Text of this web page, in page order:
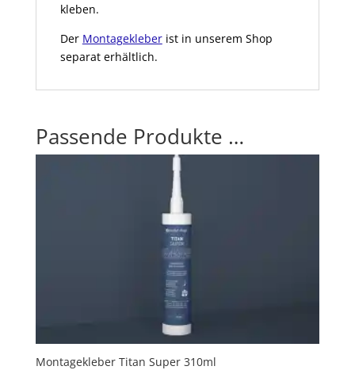
kleben.
Der Montagekleberist in unserem Shop
separat erhältlich.
Passende Produkte …
Montagekleber Titan Super 310ml